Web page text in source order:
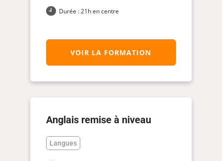
Durée : 21h en centre
VOIR LA FORMATION
Anglais remise à niveau
Langues